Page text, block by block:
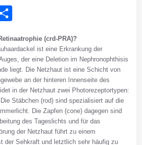
Email
(crd-PRA)?
ist eine Erkrankung der
der eine Deletion im Nephronophthisis
liegt. Die Netzhaut ist eine Schicht von
an der hinteren Innenseite des
in der Netzhaut zwei Photorezeptortypen:
Stäbchen (rod) sind spezialisiert auf die
Die Zapfen (cone) dagegen sind
des Tageslichts und für das
der Netzhaut führt zu einem
der Sehkraft und letztlich sehr häufig zu